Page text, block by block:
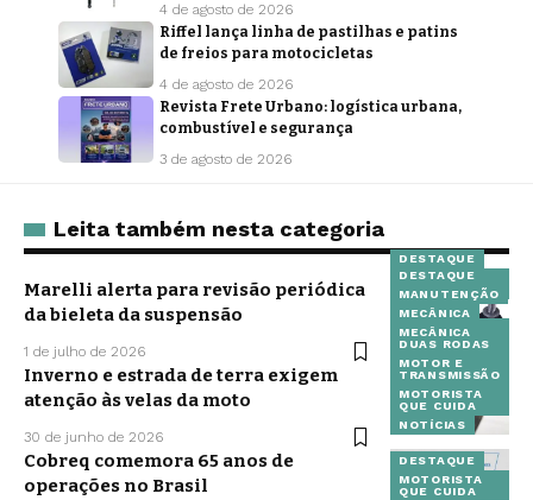
4 de agosto de 2026
Riffel lança linha de pastilhas e patins
de freios para motocicletas
4 de agosto de 2026
Revista Frete Urbano: logística urbana,
combustível e segurança
3 de agosto de 2026
Leita também nesta categoria
DESTAQUE
MOTORISTA
QUE CUIDA
NOTÍCIAS
PEÇAS E
ACESSÓRIOS
Marelli alerta para revisão periódica
da bieleta da suspensão
1 de julho de 2026
DESTAQUE
MANUTENÇÃO
MECÂNICA
MECÂNICA
DUAS RODAS
MOTOR E
TRANSMISSÃO
MOTORISTA
QUE CUIDA
NOTÍCIAS
Inverno e estrada de terra exigem
atenção às velas da moto
30 de junho de 2026
DESTAQUE
MOTORISTA
QUE CUIDA
Cobreq comemora 65 anos de
operações no Brasil